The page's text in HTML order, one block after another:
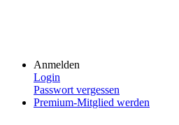
Anmelden
Login
Passwort vergessen
Premium-Mitglied werden